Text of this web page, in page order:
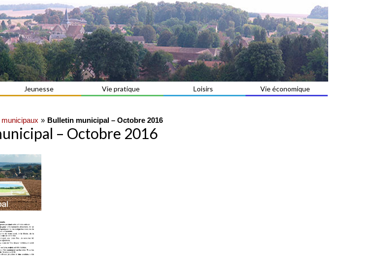
Jeunesse Vie pratique Loisirs Vie économique
Bulletin municipal – Octobre 2016
– Octobre 2016